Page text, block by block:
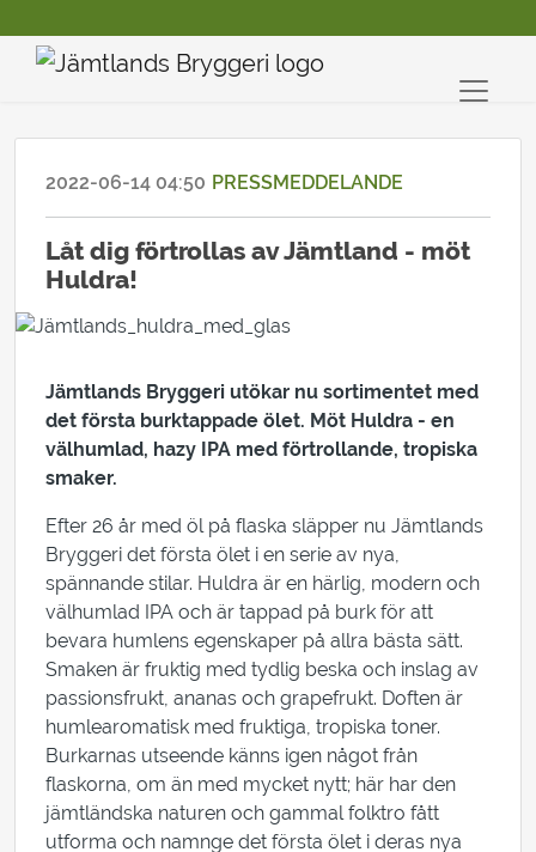
2022-06-14 04:50 PRESSMEDDELANDE
Låt dig förtrollas av Jämtland - möt
Huldra!
Jämtlands Bryggeri utökar nu sortimentet med
det första burktappade ölet. Möt Huldra - en
välhumlad, hazy IPA med förtrollande, tropiska
smaker.
Efter 26 år med öl på flaska släpper nu Jämtlands
Bryggeri det första ölet i en serie av nya,
spännande stilar. Huldra är en härlig, modern och
välhumlad IPA och är tappad på burk för att
bevara humlens egenskaper på allra bästa sätt.
Smaken är fruktig med tydlig beska och inslag av
passionsfrukt, ananas och grapefrukt. Doften är
humlearomatisk med fruktiga, tropiska toner.
Burkarnas utseende känns igen något från
flaskorna, om än med mycket nytt; här har den
jämtländska naturen och gammal folktro fått
utforma och namnge det första ölet i deras nya